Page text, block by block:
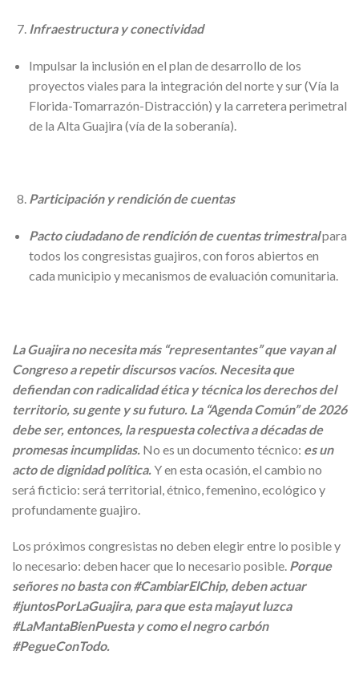
Infraestructura y conectividad
Impulsar la inclusión en el plan de desarrollo de los
proyectos viales para la integración del norte y sur (Vía la
Florida-Tomarrazón-Distracción) y la carretera perimetral
de la Alta Guajira (vía de la soberanía).
Participación y rendición de cuentas
Pacto ciudadano de rendición de cuentas trimestralpara
todos los congresistas guajiros, con foros abiertos en
cada municipio y mecanismos de evaluación comunitaria.
La Guajira no necesita más “representantes” que vayan al
Congreso a repetir discursos vacíos. Necesita que
defiendan con radicalidad ética y técnica los derechos del
territorio, su gente y su futuro. La “Agenda Común” de 2026
debe ser, entonces, la respuesta colectiva a décadas de
promesas incumplidas. No es un documento técnico: es un
acto de dignidad política. Y en esta ocasión, el cambio no
será ficticio: será territorial, étnico, femenino, ecológico y
profundamente guajiro.
Los próximos congresistas no deben elegir entre lo posible y
lo necesario: deben hacer que lo necesario posible. Porque
señores no basta con #CambiarElChip, deben actuar
#juntosPorLaGuajira, para que esta majayut luzca
#LaMantaBienPuesta y como el negro carbón
#PegueConTodo.